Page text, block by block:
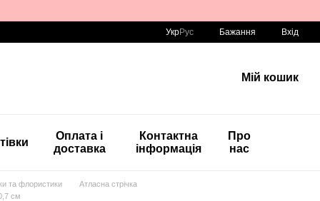
УкрРус Бажання Вхід
Мій кошик
Оплата і
доставка
Контактна
інформація
Про
нас
та флористики
Атласна стрічка
см